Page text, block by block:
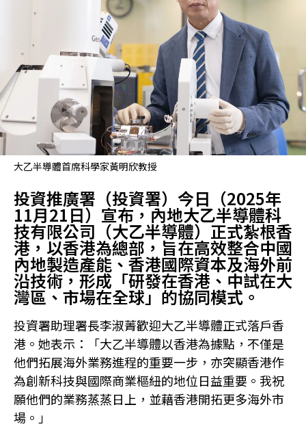
大乙半導體首席科學家黃明欣教授
投資推廣署（投資署）今日（2025年
11月21日）宣布，內地大乙半導體科
技有限公司（大乙半導體）正式紮根香
港，以香港為總部，旨在高效整合中國
內地製造產能、香港國際資本及海外前
沿技術，形成「研發在香港、中試在大
灣區、市場在全球」的協同模式。
投資署助理署長李淑菁歡迎大乙半導體正式落戶香
港。她表示：「大乙半導體以香港為據點，不僅是
他們拓展海外業務進程的重要一步，亦突顯香港作
為創新科技與國際商業樞紐的地位日益重要。我祝
願他們的業務蒸蒸日上，並藉香港開拓更多海外市
場。」